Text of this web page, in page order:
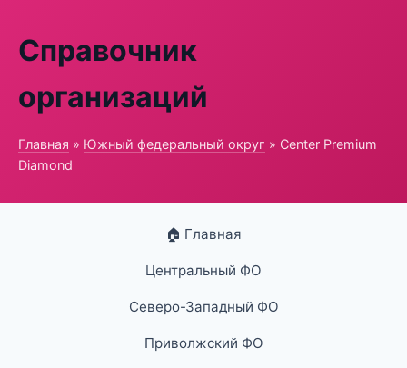
Справочник
организаций
Главная » Южный федеральный округ » Center Premium
Diamond
🏠 Главная
Центральный ФО
Северо-Западный ФО
Приволжский ФО